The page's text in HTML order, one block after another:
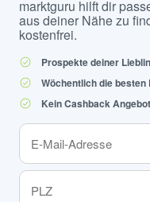
marktguru hilft dir
aus deiner Nähe zu
kostenfrei.
Prospekte deiner
Wöchentlich die besten
Kein Cashback